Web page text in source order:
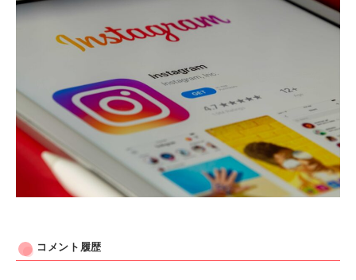
コメント履歴